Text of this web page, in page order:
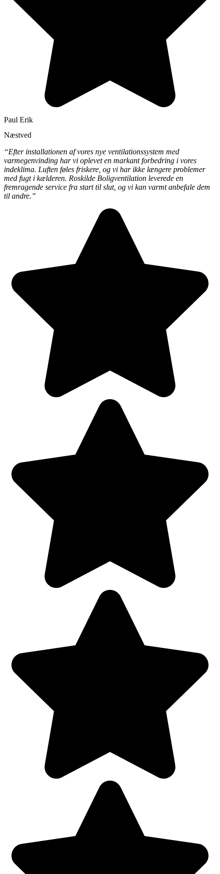
Paul Erik
Næstved
“Efter installationen af vores nye ventilationssystem med
varmegenvinding har vi oplevet en markant forbedring i vores
indeklima. Luften føles friskere, og vi har ikke længere problemer
med fugt i kælderen. Roskilde Boligventilation leverede en
fremragende service fra start til slut, og vi kan varmt anbefale dem
til andre.”